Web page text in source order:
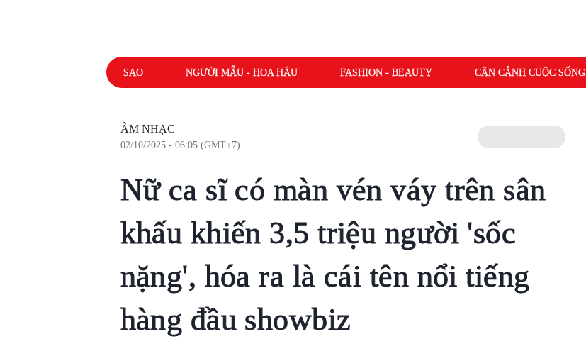
SAO NGƯỜI MẪU - HOA HẬU FASHION - BEAUTY CẬN CẢNH CUỘC SỐNG
ÂM NHẠC
02/10/2025 - 06:05 (GMT+7)
Nữ ca sĩ có màn vén váy trên sân
khấu khiến 3,5 triệu người 'sốc
nặng', hóa ra là cái tên nổi tiếng
hàng đầu showbiz